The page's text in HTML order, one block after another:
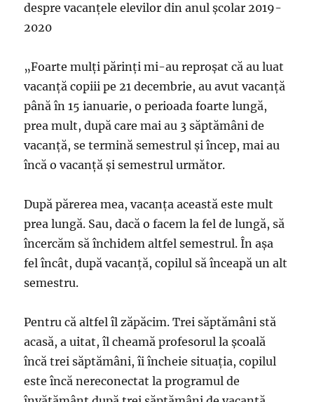
despre vacanțele elevilor din anul școlar 2019-
2020
„Foarte mulți părinți mi-au reproșat că au luat
vacanță copiii pe 21 decembrie, au avut vacanță
până în 15 ianuarie, o perioada foarte lungă,
prea mult, după care mai au 3 săptămâni de
vacanță, se termină semestrul și încep, mai au
încă o vacanță și semestrul următor.
După părerea mea, vacanța această este mult
prea lungă. Sau, dacă o facem la fel de lungă, să
încercăm să închidem altfel semestrul. În așa
fel încât, după vacanță, copilul să înceapă un alt
semestru.
Pentru că altfel îl zăpăcim. Trei săptămâni stă
acasă, a uitat, îl cheamă profesorul la școală
încă trei săptămâni, îi încheie situația, copilul
este încă nereconectat la programul de